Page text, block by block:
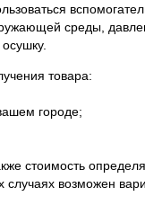
среды,
товара:
городе;
стоимость
случаях возможен